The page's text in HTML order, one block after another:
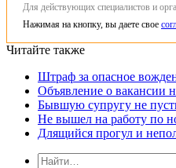
Для действующих специалистов и
Нажимая на кнопку, вы даете свое
Читайте также
Штраф за опасное
Объявление о вакансии
Бывшую супругу не
Не вышел на работу по
Длящийся прогул и